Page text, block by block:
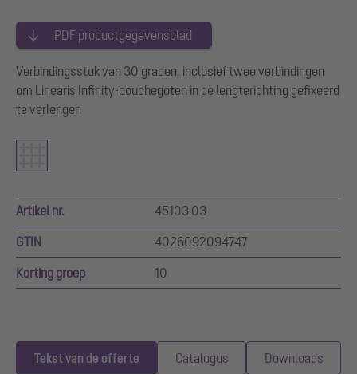
PDF productgegevensblad
Verbindingsstuk van 30 graden, inclusief twee verbindingen
om Linearis Infinity-douchegoten in de lengterichting gefixeerd
te verlengen
Artikel nr. 45103.03
GTIN 4026092094747
Korting groep 10
Tekst van de offerte Catalogus Downloads